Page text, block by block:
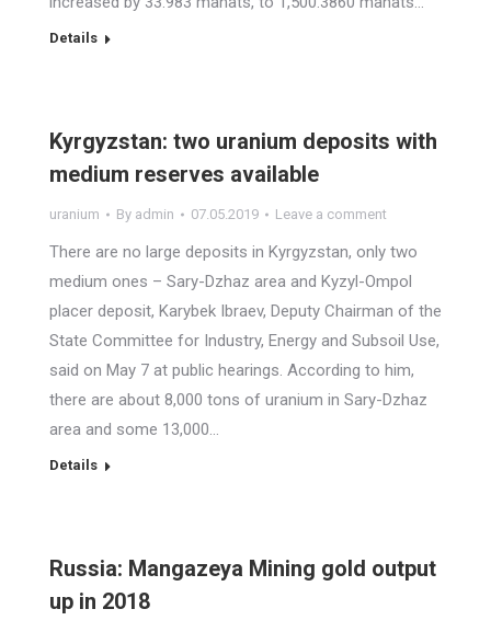
Details
Kyrgyzstan: two uranium deposits with
medium reserves available
uranium By admin 07.05.2019 Leave a comment
There are no large deposits in Kyrgyzstan, only two
medium ones – Sary-Dzhaz area and Kyzyl-Ompol
placer deposit, Karybek Ibraev, Deputy Chairman of the
State Committee for Industry, Energy and Subsoil Use,
said on May 7 at public hearings. According to him,
there are about 8,000 tons of uranium in Sary-Dzhaz
area and some 13,000…
Details
Russia: Mangazeya Mining gold output
up in 2018